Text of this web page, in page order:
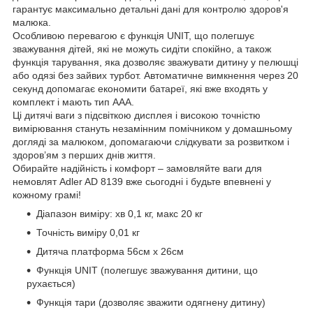
гарантує максимально детальні дані для контролю здоров'я
малюка.
Особливою перевагою є функція UNIT, що полегшує
зважування дітей, які не можуть сидіти спокійно, а також
функція тарування, яка дозволяє зважувати дитину у пелюшці
або одязі без зайвих турбот. Автоматичне вимкнення через 20
секунд допомагає економити батареї, які вже входять у
комплект і мають тип AAA.
Ці дитячі ваги з підсвіткою дисплея і високою точністю
вимірювання стануть незамінним помічником у домашньому
догляді за малюком, допомагаючи слідкувати за розвитком і
здоров’ям з перших днів життя.
Обирайте надійність і комфорт – замовляйте ваги для
немовлят Adler AD 8139 вже сьогодні і будьте впевнені у
кожному грамі!
Діапазон виміру: хв 0,1 кг, макс 20 кг
Точність виміру 0,01 кг
Дитяча платформа 56см х 26см
Функція UNIT (полегшує зважування дитини, що
рухається)
Функція тари (дозволяє зважити одягнену дитину)